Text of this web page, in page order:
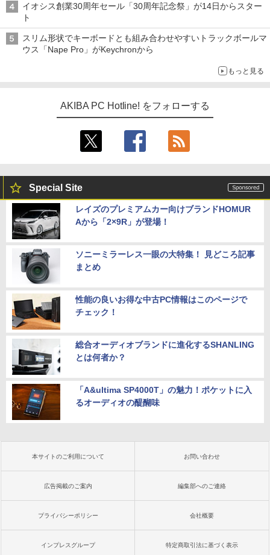
イオシス創業30周年セール「30周年記念祭」が14日からスター
ト
スリム形状でキーボードとも組み合わせやすいトラックボールマ
ウス「Nape Pro」がKeychronから
もっと見る
AKIBA PC Hotline! をフォローする
Special Site
レイズのプレミアムカー向けブランドHOMUR
Aから「2×9R」が登場！
ソニーミラーレス一眼の大特集！ 見どころ記事
まとめ
性能の良いお得な中古PC情報はこのページで
チェック！
総合オーディオブランドに進化するSHANLING
とは何者か？
「A&ultima SP4000T」の魅力！ポケットに入
るオーディオの醍醐味
本サイトのご利用について お問い合わせ
広告掲載のご案内 編集部へのご連絡
プライバシーポリシー 会社概要
インプレスグループ 特定商取引法に基づく表示